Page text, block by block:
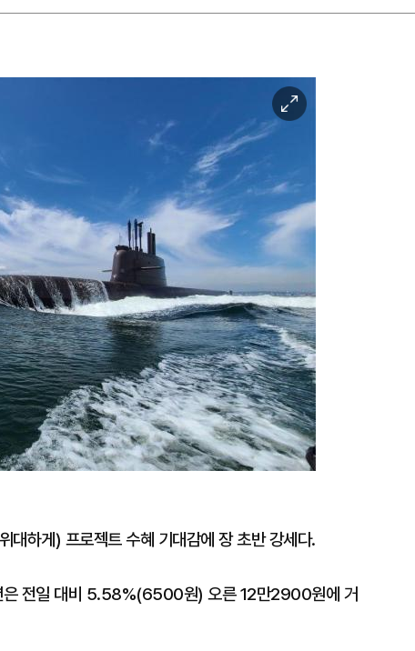
이
미
확
대
대하게) 프로젝트 수혜 기대감에 장 초반 강세다.
은 전일 대비 5.58%(6500원) 오른 12만2900원에 거